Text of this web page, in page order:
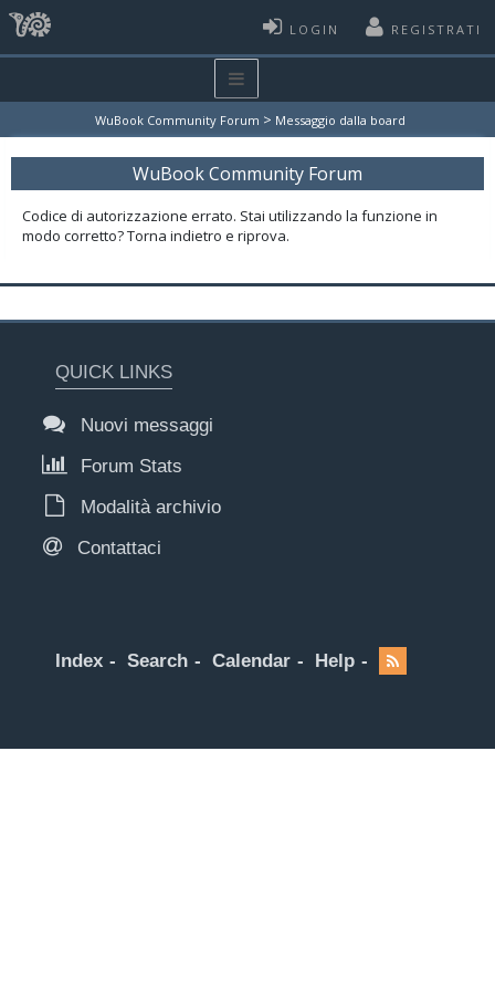
LOGIN REGISTRATI
WuBook Community Forum > Messaggio dalla board
WuBook Community Forum
Codice di autorizzazione errato. Stai utilizzando la funzione in
modo corretto? Torna indietro e riprova.
QUICK LINKS
Nuovi messaggi
Forum Stats
Modalità archivio
Contattaci
Index Search Calendar Help